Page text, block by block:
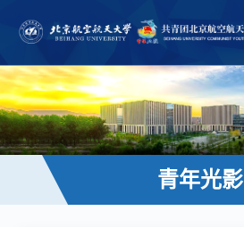
青年光影